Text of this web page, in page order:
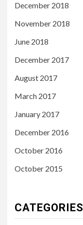
December 2018
November 2018
June 2018
December 2017
August 2017
March 2017
January 2017
December 2016
October 2016
October 2015
CATEGORIES